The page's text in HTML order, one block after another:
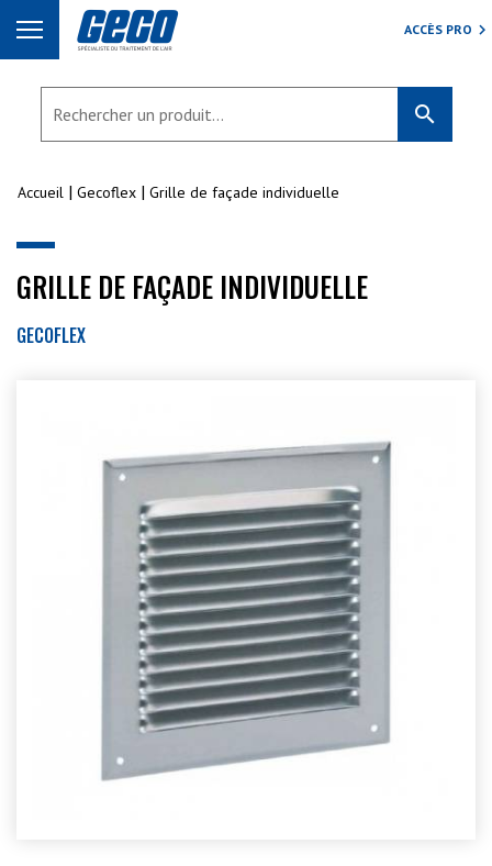
ACCÈS PRO
search
Accueil Gecoflex Grille de façade individuelle
GRILLE DE FAÇADE INDIVIDUELLE
GECOFLEX